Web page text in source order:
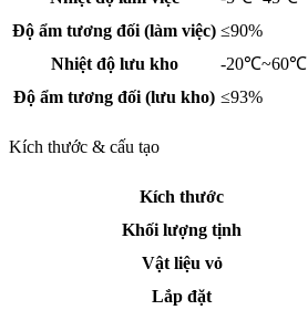
Độ ẩm tương đối (làm việc) ≤90%
Nhiệt độ lưu kho
-20℃~60℃
Độ ẩm tương đối (lưu kho) ≤93%
Kích thước & cấu tạo
Kích thước
Khối lượng tịnh
Vật liệu vỏ
Lắp đặt